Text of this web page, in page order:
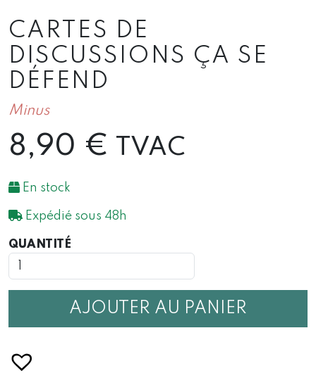
CARTES DE
DISCUSSIONS ÇA SE
DÉFEND
Minus
8,90 € TVAC
En stock
Expédié sous 48h
QUANTITÉ
DE
DISCUSSIONS
AJOUTER AU PANIER